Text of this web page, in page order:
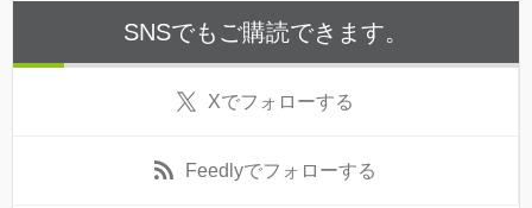
SNSでもご購読できます。
Xでフォローする
Feedlyでフォローする